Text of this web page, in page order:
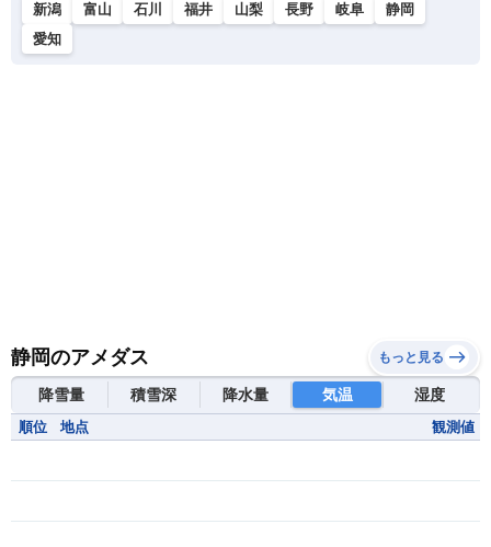
新潟 富山 石川 福井 山梨 長野 岐阜
静岡
愛知
静岡のアメダス もっと見る
降雪量 積雪深 降水量 気温 湿度
順位 地点 観測値